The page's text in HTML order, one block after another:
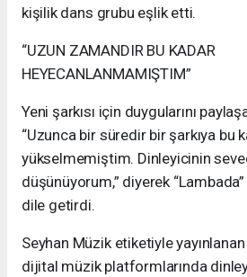
kişilik dans grubu eşlik etti.
“UZUN ZAMANDIR BU KADAR
HEYECANLANMAMIŞTIM”
Yeni şarkısı için duygularını
“Uzunca bir süredir bir şarkıya bu
yükselmemiştim. Dinleyicinin
düşünüyorum,” diyerek
dile getirdi.
Seyhan Müzik etiketiyle
dijital müzik platformlarında